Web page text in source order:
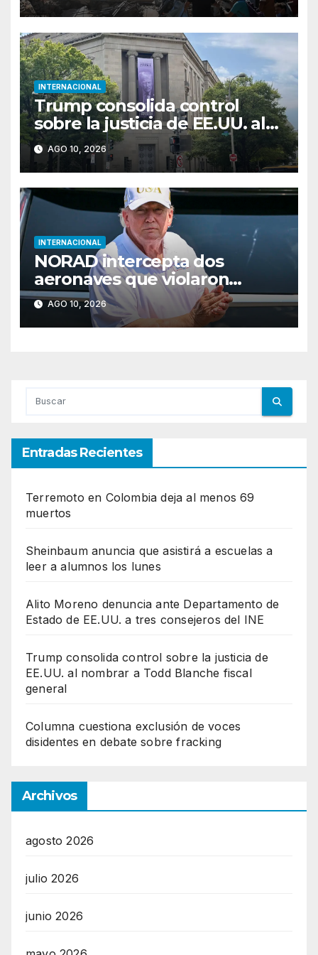
INTERNACIONAL
Trump consolida control
sobre la justicia de EE.UU. al
nombrar a Todd Blanche
fiscal general
AGO 10, 2026
INTERNACIONAL
NORAD intercepta dos
aeronaves que violaron
espacio aéreo restringido en
Bedminster
AGO 10, 2026
Entradas Recientes
Terremoto en Colombia deja al menos 69
muertos
Sheinbaum anuncia que asistirá a escuelas a
leer a alumnos los lunes
Alito Moreno denuncia ante Departamento de
Estado de EE.UU. a tres consejeros del INE
Trump consolida control sobre la justicia de
EE.UU. al nombrar a Todd Blanche fiscal
general
Columna cuestiona exclusión de voces
disidentes en debate sobre fracking
Archivos
agosto 2026
julio 2026
junio 2026